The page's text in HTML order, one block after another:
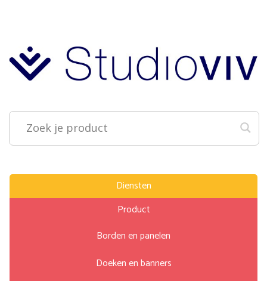
Diensten
Product
Borden en panelen
Doeken en banners